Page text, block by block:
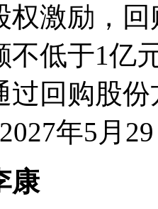
权激励，
不低于1亿
过回购股
年5月
康